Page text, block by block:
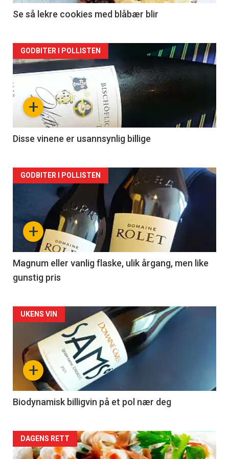
Se så lekre cookies med blåbær blir
Forsiden
akkurat
nå
2
+
GODBITER I POLLISTEN
Disse vinene er usannsynlig billige
Forsiden
akkurat
nå
3
+
GODBITER I POLLISTEN
Magnum eller vanlig flaske, ulik årgang, men like
gunstig pris
Forsiden
akkurat
nå
4
+
UKENS VIN
Biodynamisk billigvin på et pol nær deg
Forsiden
DAGENS RETT